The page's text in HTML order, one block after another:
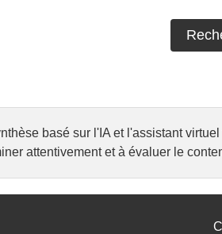
basé sur l'IA et l'assistant
attentivement et à évaluer le